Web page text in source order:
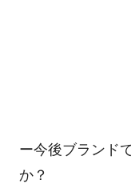
ー今後ブランド
か？